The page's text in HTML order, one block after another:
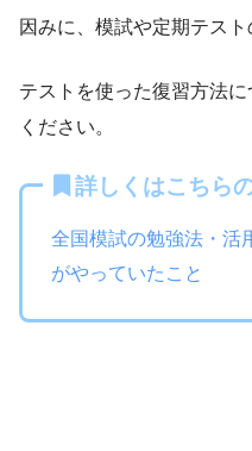
因みに、模試や定期テス
テストを使った復習方法
ください。
詳しくはこちら
全国模試の勉強法・活
がやっていたこと